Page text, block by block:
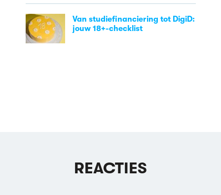
Van studiefinanciering tot DigiD:
jouw 18+-checklist
REACTIES